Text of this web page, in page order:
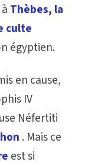
Thèbes, la
culte
égyptien.
en cause,
IV
Néfertiti
. Mais ce
est si